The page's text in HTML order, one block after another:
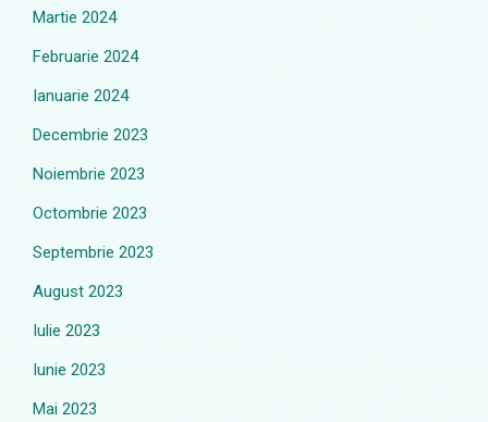
Martie 2024
Februarie 2024
Ianuarie 2024
Decembrie 2023
Noiembrie 2023
Octombrie 2023
Septembrie 2023
August 2023
Iulie 2023
Iunie 2023
Mai 2023